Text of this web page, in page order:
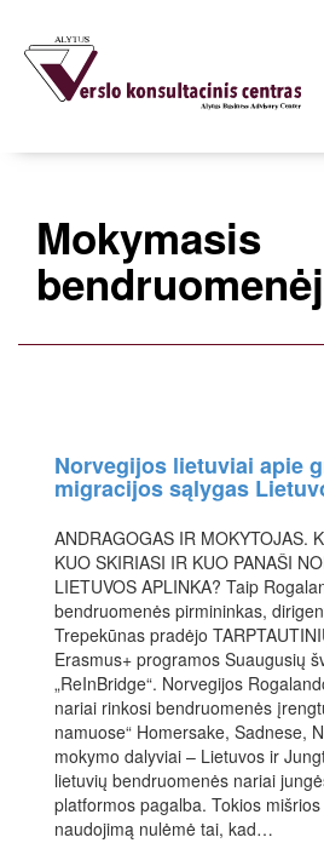
Mokymasis
Norvegijos lietuviai apie
migracijos sąlygas
ANDRAGOGAS IR MOKYTOJAS.
KUO SKIRIASI IR KUO PANAŠI
LIETUVOS APLINKA? Taip
bendruomenės pirmininkas,
Trepekūnas pradėjo
Erasmus+ programos Suaugusių
„ReInBridge“. Norvegijos
nariai rinkosi bendruomenės
namuose“ Homersake, Sadnese,
mokymo dalyviai – Lietuvos ir
lietuvių bendruomenės nariai
platformos pagalba. Tokios
naudojimą nulėmė tai, kad…